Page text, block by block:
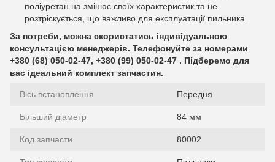
поліуретан на змінює своїх характеристик та не
розтріскується, що важливо для експлуатації пильника.
За потреби, можна скористатись індивідуальною
консультацією менеджерів. Телефонуйте за номерами
+380 (68) 050-02-47, +380 (99) 050-02-47 . Підберемо для
вас ідеальний комплект запчастин.
Вісь встановлення Передня
Більший діаметр 84 мм
Код запчасти 80002